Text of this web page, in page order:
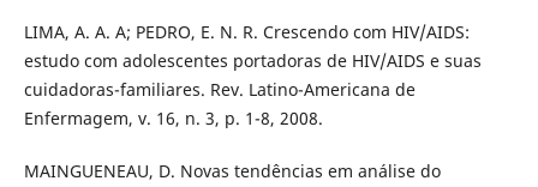
LIMA, A. A. A; PEDRO, E. N. R. Crescendo com HIV/AIDS:
estudo com adolescentes portadoras de HIV/AIDS e suas
cuidadoras-familiares. Rev. Latino-Americana de
Enfermagem, v. 16, n. 3, p. 1-8, 2008.
MAINGUENEAU, D. Novas tendências em análise do